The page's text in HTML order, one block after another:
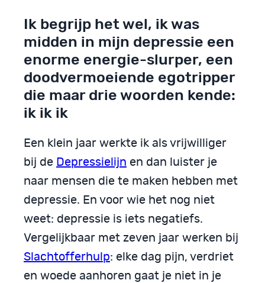
Ik begrijp het wel, ik was
midden in mijn depressie een
enorme energie-slurper, een
doodvermoeiende egotripper
die maar drie woorden kende:
ik ik ik
Een klein jaar werkte ik als vrijwilliger
bij de Depressielijn en dan luister je
naar mensen die te maken hebben met
depressie. En voor wie het nog niet
weet: depressie is iets negatiefs.
Vergelijkbaar met zeven jaar werken bij
Slachtofferhulp: elke dag pijn, verdriet
en woede aanhoren gaat je niet in je